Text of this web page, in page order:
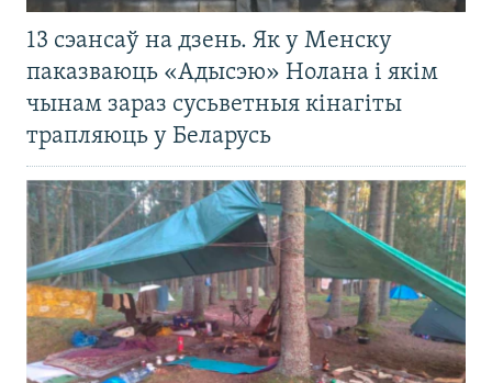
13 сэансаў на дзень. Як у Менску
паказваюць «Адысэю» Нолана і якім
чынам зараз сусьветныя кінагіты
трапляюць у Беларусь